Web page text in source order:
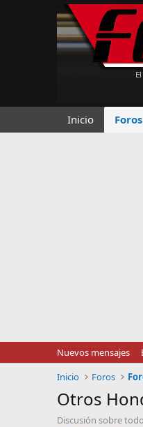
Inicio Foros
Nuevos mensajes
Inicio
Foros
Otros
Discusión sobre